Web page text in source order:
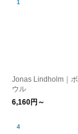
Jonas Lindholm｜ボ
ウル
6,160円～